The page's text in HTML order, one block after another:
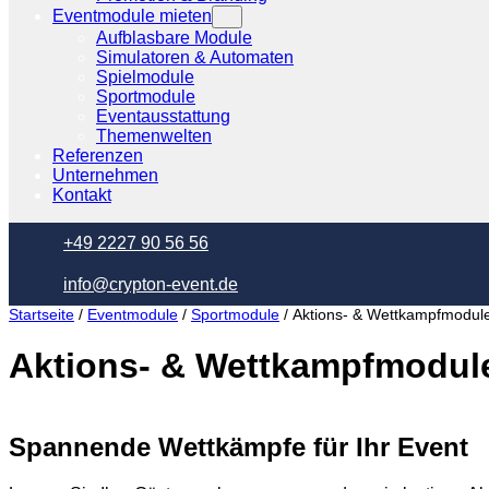
Eventmodule mieten
Aufblasbare Module
Simulatoren & Automaten
Spielmodule
Sportmodule
Eventausstattung
Themenwelten
Referenzen
Unternehmen
Kontakt
+49 2227 90 56 56
info@crypton-event.de
Startseite / Eventmodule / Sportmodule / Aktions- &
Aktions- &
Spannende Wettkämpfe für Ihr Event